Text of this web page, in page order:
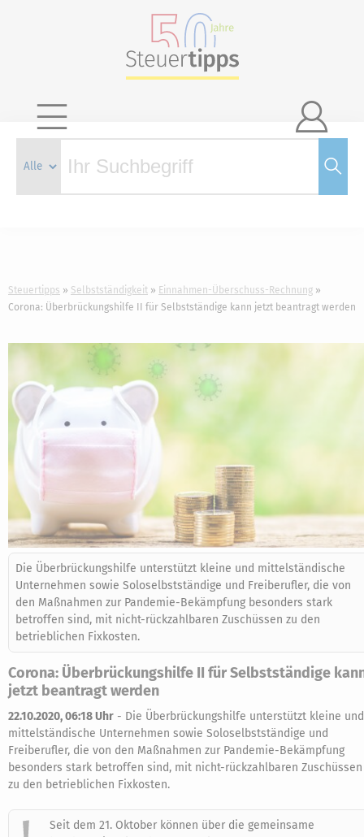

Steuertipps Selbstständigkeit
Einnahmen-Überschuss-Rechnung
Corona: Überbrückungshilfe II für Selbstständige kann jetzt beantragt werden
Die Überbrückungshilfe unterstützt kleine und mittelständische
Unternehmen sowie Soloselbstständige und Freiberufler, die von
den Maßnahmen zur Pandemie-Bekämpfung besonders stark
betroffen sind, mit nicht-rückzahlbaren Zuschüssen zu den
betrieblichen Fixkosten.
Corona: Überbrückungshilfe II für Selbstständige
jetzt beantragt werden
22.10.2020, 06:18 Uhr - Die Überbrückungshilfe unterstützt kleine und
mittelständische Unternehmen sowie Soloselbstständige und
Freiberufler, die von den Maßnahmen zur Pandemie-Bekämpfung
besonders stark betroffen sind, mit nicht-rückzahlbaren Zuschüssen
zu den betrieblichen Fixkosten.
Seit dem 21. Oktober können über die gemeinsame